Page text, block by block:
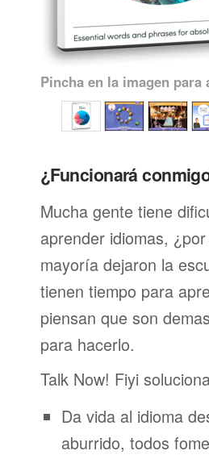
Pincha en la imagen para
¿Funcionará
Mucha gente tiene
aprender idiomas,
mayoría dejaron la
tienen tiempo para
piensan que son
para hacerlo.
Talk Now! Fiyi
Da vida al idioma
aburrido, todos